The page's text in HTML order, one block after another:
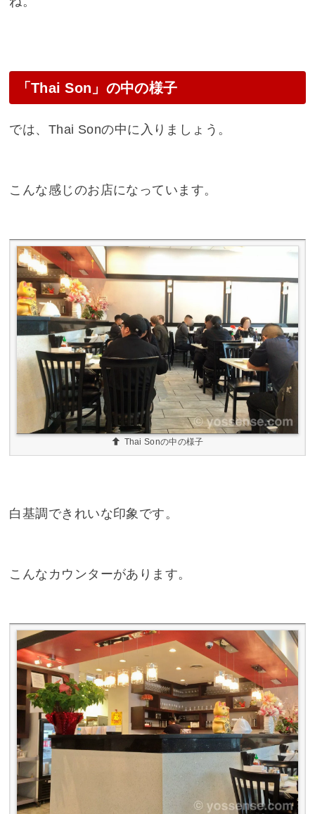
「Thai Son」の中の様子
では、Thai Sonの中に入りましょう。
こんな感じのお店になっています。
Thai Sonの中の様子
白基調できれいな印象です。
こんなカウンターがあります。